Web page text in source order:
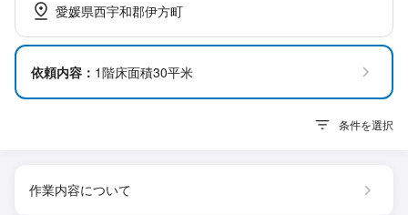
愛媛県西宇和郡伊方町
依頼内容： 1階床面積30平米
条件を選択
作業内容について